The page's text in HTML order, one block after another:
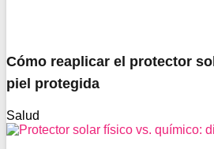
Cómo reaplicar el protector
piel protegida
Salud